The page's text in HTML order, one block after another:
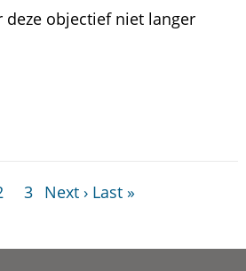
objectief niet langer
3 Next › Last »